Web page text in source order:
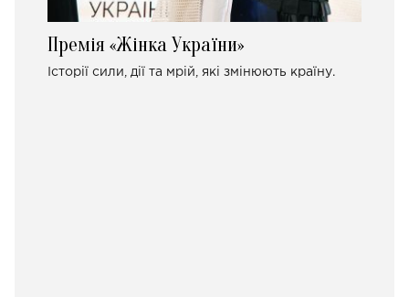
Премія «Жінка України»
Історії сили, дії та мрій, які змінюють країну.